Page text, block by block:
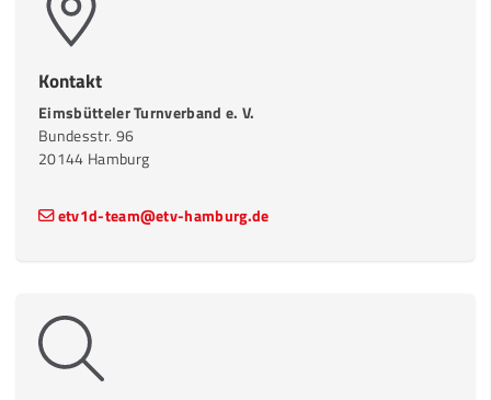
Kontakt
Eimsbütteler Turnverband e. V.
Bundesstr. 96
20144 Hamburg
etv1d-team@etv-hamburg.de